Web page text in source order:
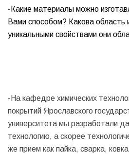
- Какие материалы можно
Вами способом? Какова область
уникальными свойствами они
-На кафедре химических
покрытий Ярославского
университета мы разработали
технологию, а скорее
же прием как пайка, сварка,